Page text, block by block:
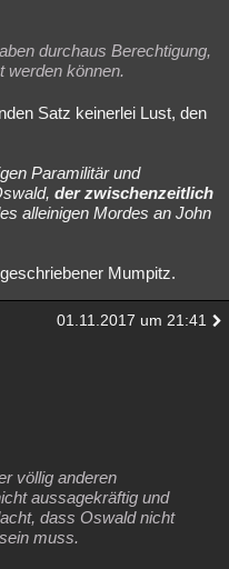
durchaus Berechtigung,
werden können.
Satz keinerlei Lust, den
Paramilitär und
der zwischenzeitlich
alleinigen Mordes an John
Mumpitz.
01.11.2017 um 21:41
völlig anderen
aussagekräftig und
dass Oswald nicht
muss.